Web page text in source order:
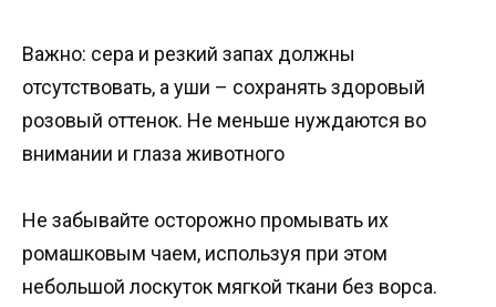
Важно: сера и резкий запах должны
отсутствовать, а уши – сохранять здоровый
розовый оттенок. Не меньше нуждаются во
внимании и глаза животного
Не забывайте осторожно промывать их
ромашковым чаем, используя при этом
небольшой лоскуток мягкой ткани без ворса.